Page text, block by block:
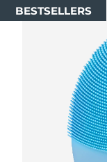
BESTSELLERS